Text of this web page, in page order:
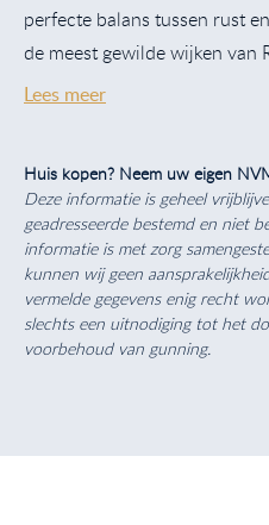
perfecte balans tussen rust
de meest gewilde wijken van
Lees meer
Huis kopen? Neem uw eigen
Deze informatie is geheel
geadresseerde bestemd en niet
informatie is met zorg
kunnen wij geen
vermelde gegevens enig recht
slechts een uitnodiging tot het
voorbehoud van gunning.